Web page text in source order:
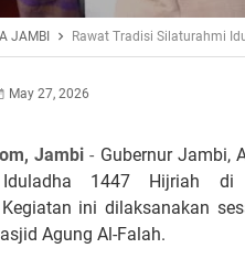
JAMBI Rawat Tradisi Silaturahmi
May 27, 2026
Jambi - Gubernur Jambi,
1447 Hijriah di
Kegiatan ini dilaksanakan
Agung Al-Falah.